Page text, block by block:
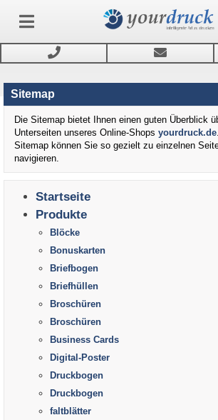
Anmelden
Produkte
Service
Newsletter
Sitemap
Die Sitemap bietet Ihnen einen guten Überblick
Unterseiten unseres Online-Shops yourdruck.de
Sitemap können Sie so gezielt zu einzelnen
navigieren.
Startseite
Produkte
Blöcke
Bonuskarten
Briefbogen
Briefhüllen
Broschüren
Broschüren
Business Cards
Digital-Poster
Druckbogen
Druckbogen
faltblätter